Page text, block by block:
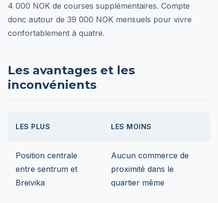
4 000 NOK de courses supplémentaires. Compte
donc autour de 39 000 NOK mensuels pour vivre
confortablement à quatre.
Les avantages et les
inconvénients
LES PLUS LES MOINS
Position centrale
entre sentrum et
Breivika
Aucun commerce de
proximité dans le
quartier même